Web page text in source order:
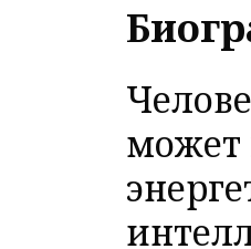
может